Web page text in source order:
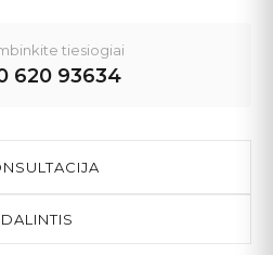
tiesiogiai
620 93634
DALINTIS